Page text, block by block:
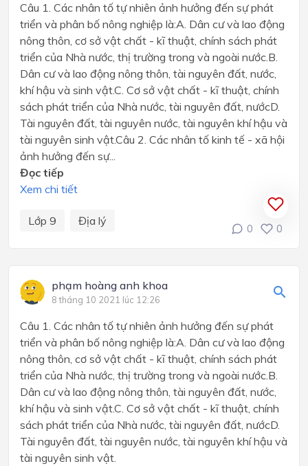
Câu 1. Các nhân tố tự nhiên ảnh hưởng đến sự phát
triển và phân bố nông nghiệp là:A. Dân cư và lao động
nông thôn, cơ sở vật chất - kĩ thuật, chính sách phát
triển của Nhà nước, thị trường trong và ngoài nước.B.
Dân cư và lao động nông thôn, tài nguyên đất, nước,
khí hậu và sinh vật.C. Cơ sở vật chất - kĩ thuật, chính
sách phát triển của Nhà nước, tài nguyên đất, nướcD.
Tài nguyên đất, tài nguyên nước, tài nguyên khí hậu và
tài nguyên sinh vật.Câu 2. Các nhân tố kinh tế - xã hội
ảnh hưởng đến sự...
Đọc tiếp
Xem chi tiết
Lớp 9 Địa lý
0 0
phạm hoàng anh khoa
8 tháng 10 2021 lúc 12:26
Câu 1. Các nhân tố tự nhiên ảnh hưởng đến sự phát
triển và phân bố nông nghiệp là:A. Dân cư và lao động
nông thôn, cơ sở vật chất - kĩ thuật, chính sách phát
triển của Nhà nước, thị trường trong và ngoài nước.B.
Dân cư và lao động nông thôn, tài nguyên đất, nước,
khí hậu và sinh vật.C. Cơ sở vật chất - kĩ thuật, chính
sách phát triển của Nhà nước, tài nguyên đất, nướcD.
Tài nguyên đất, tài nguyên nước, tài nguyên khí hậu và
tài nguyên sinh vật.